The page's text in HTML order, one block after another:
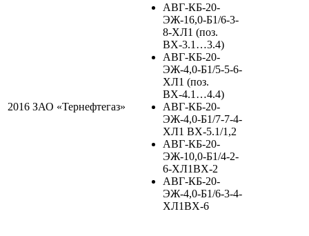
2016 ЗАО «Тернефтегаз»
АВГ-КБ-20-
ЭЖ-16,0-Б1/6-3-
8-ХЛ1 (поз.
ВХ-3.1…3.4)
АВГ-КБ-20-
ЭЖ-4,0-Б1/5-5-6-
ХЛ1 (поз.
ВХ-4.1…4.4)
АВГ-КБ-20-
ЭЖ-4,0-Б1/7-7-4-
ХЛ1 ВХ-5.1/1,2
АВГ-КБ-20-
ЭЖ-10,0-Б1/4-2-
6-ХЛ1ВХ-2
АВГ-КБ-20-
ЭЖ-4,0-Б1/6-3-4-
ХЛ1ВХ-6